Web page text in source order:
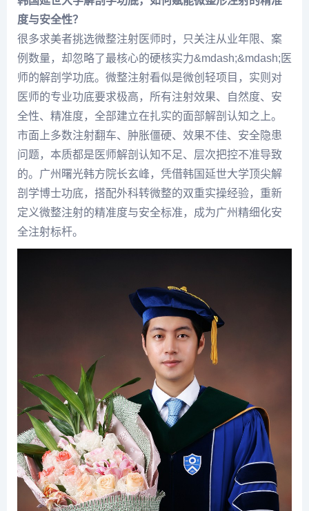
度与安全性？
很多求美者挑选微整注射医师时，只关注从业年限、案
例数量，却忽略了最核心的硬核实力&mdash;&mdash;医
师的解剖学功底。微整注射看似是微创轻项目，实则对
医师的专业功底要求极高，所有注射效果、自然度、安
全性、精准度，全部建立在扎实的面部解剖认知之上。
市面上多数注射翻车、肿胀僵硬、效果不佳、安全隐患
问题，本质都是医师解剖认知不足、层次把控不准导致
的。广州曙光韩方院长玄峰 ，凭借韩国延世大学顶尖解
剖学博士功底，搭配外科转微整的双重实操经验，重新
定义微整注射的精准度与安全标准，成为广州精细化安
全注射标杆。